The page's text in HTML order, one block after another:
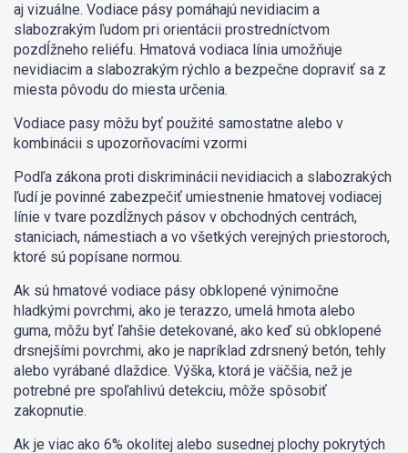
aj vizuálne. Vodiace pásy pomáhajú nevidiacim a
slabozrakým ľudom pri orientácii prostredníctvom
pozdĺžneho reliéfu. Hmatová vodiaca línia umožňuje
nevidiacim a slabozrakým rýchlo a bezpečne dopraviť sa z
miesta pôvodu do miesta určenia.
Vodiace pasy môžu byť použité samostatne alebo v
kombinácii s upozorňovacími vzormi
Podľa zákona proti diskriminácii nevidiacich a slabozrakých
ľudí je povinné zabezpečiť umiestnenie hmatovej vodiacej
línie v tvare pozdĺžnych pásov v obchodných centrách,
staniciach, námestiach a vo všetkých verejných priestoroch,
ktoré sú popísane normou.
Ak sú hmatové vodiace pásy obklopené výnimočne
hladkými povrchmi, ako je terazzo, umelá hmota alebo
guma, môžu byť ľahšie detekované, ako keď sú obklopené
drsnejšími povrchmi, ako je napríklad zdrsnený betón, tehly
alebo vyrábané dlaždice. Výška, ktorá je väčšia, než je
potrebné pre spoľahlivú detekciu, môže spôsobiť
zakopnutie.
Ak je viac ako 6% okolitej alebo susednej plochy pokrytých